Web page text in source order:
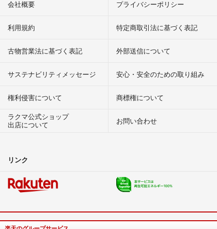
会社概要 プライバシーポリシー
利用規約 特定商取引法に基づく表記
古物営業法に基づく表記 外部送信について
サステナビリティメッセージ 安心・安全のための取り組み
権利侵害について
商標権について
ラクマ公式ショップ
出店について
お問い合わせ
リンク